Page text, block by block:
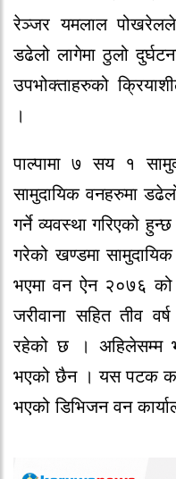
रेञ्जर यमलाल
डढेलो लागेमा ठुलो
उपभोक्ताहरुको
।
पाल्पामा ७ सय १
सामुदायिक वनहरुमा
गर्ने व्यवस्था गरिएको
गरेको खण्डमा
भएमा वन ऐन २०७६
जरीवाना सहित तीव
रहेको छ । अहिलेसम्म
भएको छैन । यस पटक
भएको डिभिजन वन